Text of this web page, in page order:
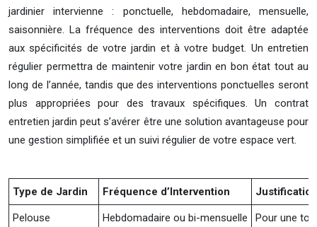
jardinier intervienne : ponctuelle, hebdomadaire, mensuelle,
saisonnière. La fréquence des interventions doit être adaptée
aux spécificités de votre jardin et à votre budget. Un entretien
régulier permettra de maintenir votre jardin en bon état tout au
long de l’année, tandis que des interventions ponctuelles seront
plus appropriées pour des travaux spécifiques. Un contrat
entretien jardin peut s’avérer être une solution avantageuse pour
une gestion simplifiée et un suivi régulier de votre espace vert.
Type de Jardin Fréquence d’Intervention Justification
Pelouse Hebdomadaire ou bi-mensuelle Pour une